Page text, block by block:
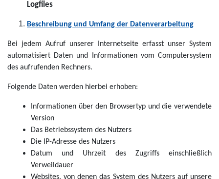
Logfiles
Beschreibung und Umfang der Datenverarbeitung
Bei jedem Aufruf unserer Internetseite erfasst unser System
automatisiert Daten und Informationen vom Computersystem
des aufrufenden Rechners.
Folgende Daten werden hierbei erhoben:
Informationen über den Browsertyp und die verwendete
Version
Das Betriebssystem des Nutzers
Die IP-Adresse des Nutzers
Datum und Uhrzeit des Zugriffs einschließlich
Verweildauer
Websites, von denen das System des Nutzers auf unsere